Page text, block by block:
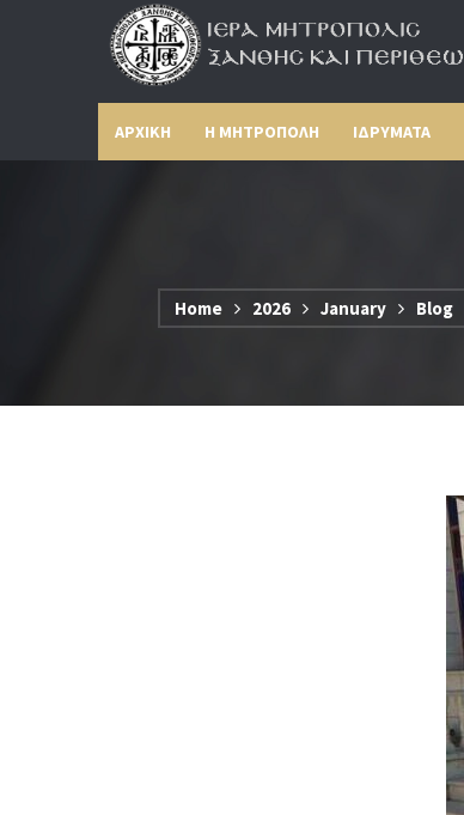
ΑΡΧΙΚΗ Η ΜΗΤΡΟΠΟΛΗ ΙΔΡΥΜΑΤΑ
Home 2026 January Blog